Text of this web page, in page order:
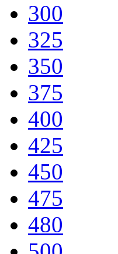
300
325
350
375
400
425
450
475
480